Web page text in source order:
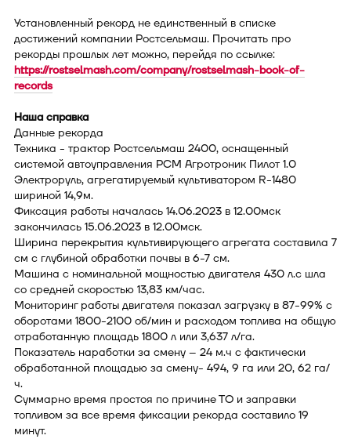
Установленный рекорд не единственный в списке
достижений компании Ростсельмаш. Прочитать про
рекорды прошлых лет можно, перейдя по ссылке:
https://rostselmash.com/company/rostselmash-book-of-
records
Наша справка
Данные рекорда
Техника - трактор Ростсельмаш 2400, оснащенный
системой автоуправления РСМ Агротроник Пилот 1.0
Электроруль, агрегатируемый культиватором R-1480
шириной 14,9м.
Фиксация работы началась 14.06.2023 в 12.00мск
закончилась 15.06.2023 в 12.00мск.
Ширина перекрытия культивирующего агрегата составила 7
см с глубиной обработки почвы в 6-7 см.
Машина с номинальной мощностью двигателя 430 л.с шла
со средней скоростью 13,83 км/час.
Мониторинг работы двигателя показал загрузку в 87-99% с
оборотами 1800-2100 об/мин и расходом топлива на общую
отработанную площадь 1800 л или 3,637 л/га.
Показатель наработки за смену – 24 м.ч с фактически
обработанной площадью за смену- 494, 9 га или 20, 62 га/
ч.
Суммарно время простоя по причине ТО и заправки
топливом за все время фиксации рекорда составило 19
минут.